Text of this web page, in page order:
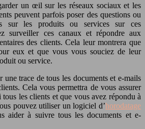
un œil sur les réseaux sociaux et les
peuvent parfois poser des questions ou
sur les produits ou services sur ces
surveiller ces canaux et répondre aux
des clients. Cela leur montrera que
eux et que vous vous souciez de leur
ou service.
trace de tous les documents et e-mails
Cela vous permettra de vous assurer
les clients et que vous avez répondu à
pouvez utiliser un logiciel d’horodatage
aider à suivre tous les documents et e-